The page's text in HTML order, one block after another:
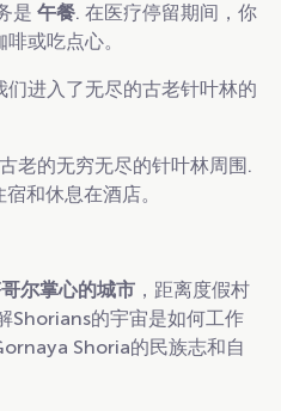
是 午餐. 在医疗停留期间，你
或吃点心。
进入了无尽的古老针叶林的
老的无穷无尽的针叶林周围.
和休息在酒店。
尔掌心的城市 ，距离度假村
Shorians的宇宙是如何工作
Shoria的民族志和自